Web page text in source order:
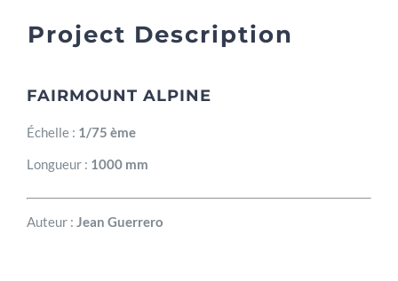
Project Description
FAIRMOUNT ALPINE
Échelle : 1/75 ème
Longueur : 1000 mm
Auteur : Jean Guerrero